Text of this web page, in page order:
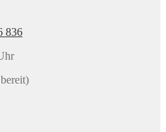
836